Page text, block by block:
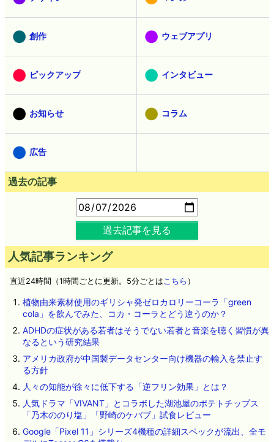
創作 ウェブアプリ
ピックアップ インタビュー
お知らせ コラム
広告
過去の記事
過去記事を見る
人気記事ランキング
直近24時間（1時間ごとに更新。5分ごとはこちら ）
植物由来素材使用のギリシャ発ゼロカロリーコーラ「green
cola」を飲んでみた、コカ・コーラとどう違うのか？
ADHDの症状がある若者はそうでない若者と音楽を聴く習慣が異
なるという研究結果
アメリカ政府が中国製データセンター向け機器の輸入を禁止す
る方針
人々の知能が徐々に低下する「逆フリン効果」とは？
人気ドラマ「VIVANT」とコラボした湖池屋のポテトチップス
「乃木ののり塩」「野崎のケバブ」試食レビュー
Google「Pixel 11」シリーズ4機種の詳細スペックが流出、全モ